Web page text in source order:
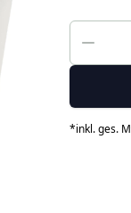
*inkl. ges.